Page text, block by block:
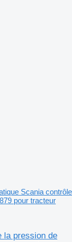
Scania contrôle
pour tracteur
la pression de